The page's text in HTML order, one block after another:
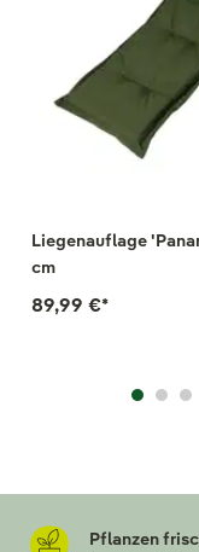
Liegenauflage
cm
89,99 €*
Pflanzen